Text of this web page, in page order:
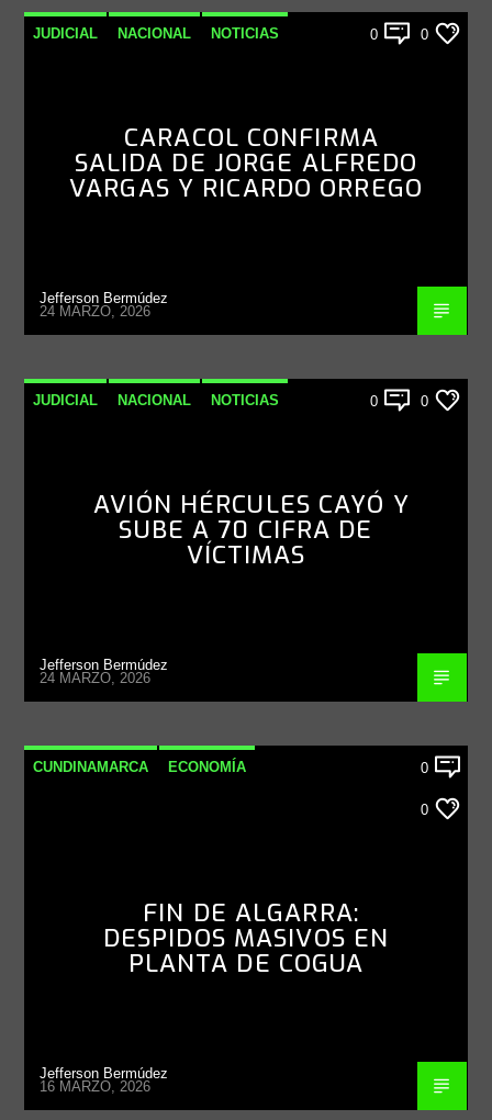
JUDICIAL NACIONAL NOTICIAS 0 0
CARACOL CONFIRMA
SALIDA DE JORGE ALFREDO
VARGAS Y RICARDO ORREGO
Jefferson Bermúdez
24 MARZO, 2026
JUDICIAL NACIONAL NOTICIAS 0 0
AVIÓN HÉRCULES CAYÓ Y
SUBE A 70 CIFRA DE
VÍCTIMAS
Jefferson Bermúdez
24 MARZO, 2026
CUNDINAMARCA ECONOMÍA 0
0
FIN DE ALGARRA:
DESPIDOS MASIVOS EN
PLANTA DE COGUA
Jefferson Bermúdez
16 MARZO, 2026